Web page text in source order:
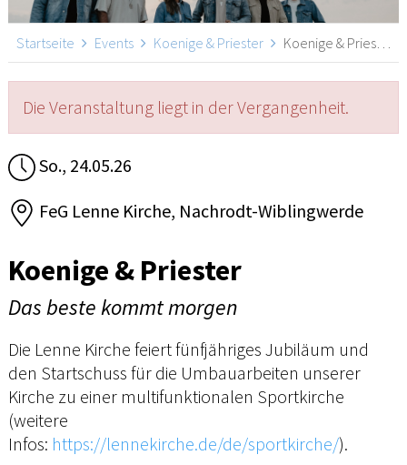
Startseite Events Koenige & Priester Koenige & Priester, Nachrodt-Wiblingwerde
Die Veranstaltung liegt in der Vergangenheit.
So., 24.05.26
FeG Lenne Kirche, Nachrodt-Wiblingwerde
Koenige & Priester
Das beste kommt morgen
Die Lenne Kirche feiert fünfjähriges Jubiläum und
den Startschuss für die Umbauarbeiten unserer
Kirche zu einer multifunktionalen Sportkirche
(weitere
Infos: https://lennekirche.de/de/sportkirche/).